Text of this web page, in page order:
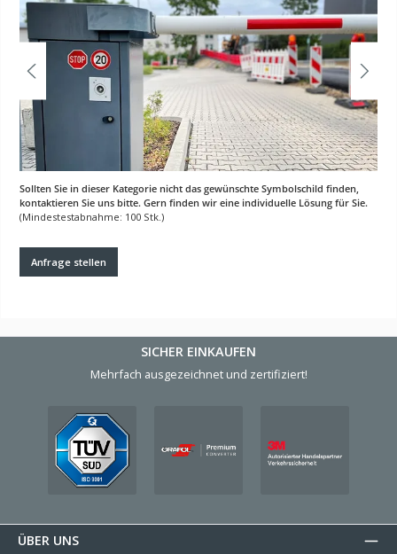
Sollten Sie in dieser Kategorie nicht das gewünschte Symbolschild finden,
kontaktieren Sie uns bitte. Gern finden wir eine individuelle Lösung für Sie.
(Mindestestabnahme: 100 Stk.)
Anfrage stellen
SICHER EINKAUFEN
Mehrfach ausgezeichnet und zertifiziert!
ÜBER UNS